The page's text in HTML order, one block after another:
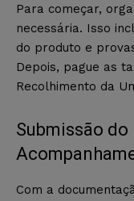
Para começar,
necessária. Isso
do produto e
Depois, pague as
Recolhimento da
Submissão do
Com a